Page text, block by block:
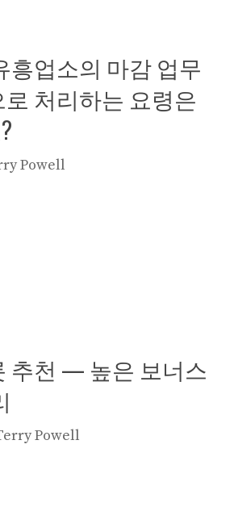
흥업소의 마감 업무
처리하는 요령은
Powell
추천 — 높은 보너스
Powell